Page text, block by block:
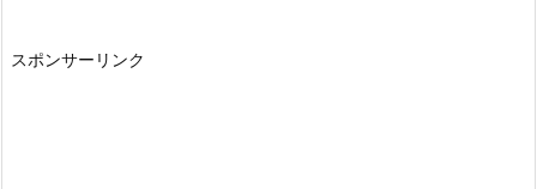
スポンサーリンク